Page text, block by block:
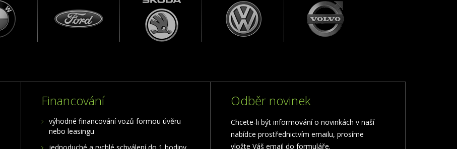
Financování
výhodné financování vozů formou úvěru
nebo leasingu
Odběr novinek
Chcete-li být informování o novinkách v naší
nabídce prostřednictvím emailu, prosíme
vložte Váš email do formuláře.